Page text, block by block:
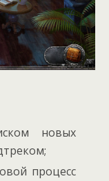
новых
процесс